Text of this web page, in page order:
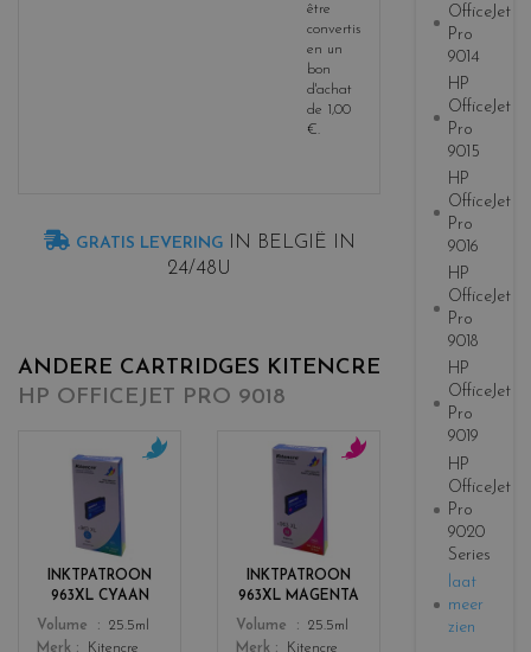
être
convertis
en un
bon
d'achat
de 1,00
€.
GRATIS LEVERING IN BELGIË IN
24/48U
ANDERE CARTRIDGES KITENCRE
HP OFFICEJET PRO 9018
INKTPATROON
963XL CYAAN
Color
r
s
c
Volume
25.5ml
Merk
Kitencre
INKTPATROON
963XL MAGENTA
Color
r
s
m
Volume
25.5ml
Merk
Kitencre
OfficeJet
Pro
9014
HP
OfficeJet
Pro
9015
HP
OfficeJet
Pro
9016
HP
OfficeJet
Pro
9018
HP
OfficeJet
Pro
9019
HP
OfficeJet
Pro
9020
Series
laat
meer
zien